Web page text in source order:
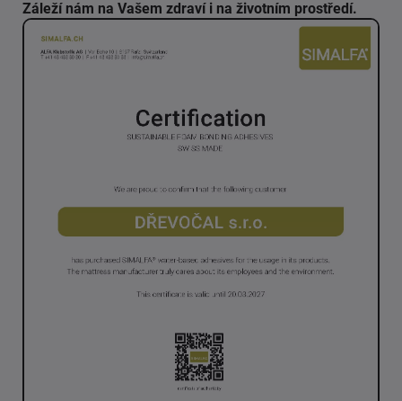
Záleží nám na Vašem zdraví i na životním prostředí.